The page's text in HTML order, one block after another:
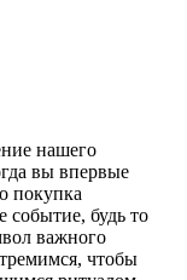
нашего
вы впервые
покупка
событие, будь то
важного
чтобы